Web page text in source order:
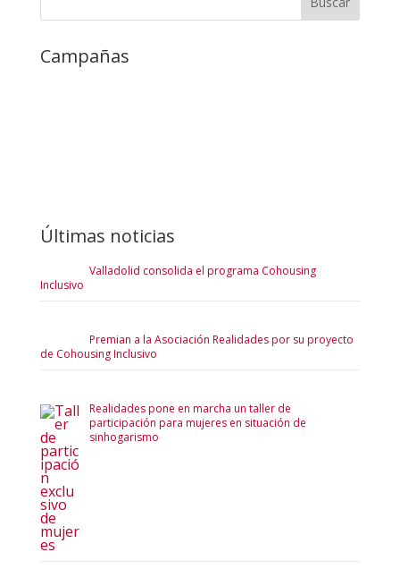
Campañas
Últimas noticias
Valladolid consolida el programa Cohousing
Inclusivo
Premian a la Asociación Realidades por su proyecto
de Cohousing Inclusivo
Realidades pone en marcha un taller de
participación para mujeres en situación de
sinhogarismo